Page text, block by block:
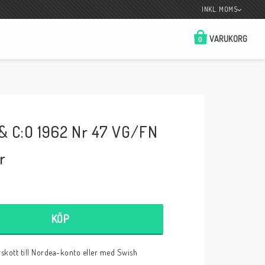
INKL. MOMS
VARUKORG
0
Betala enkelt i förskott till konto i Nordea
C:O 1962 Nr 47 VG/FN
KÖP
till Nordea-konto eller med Swish